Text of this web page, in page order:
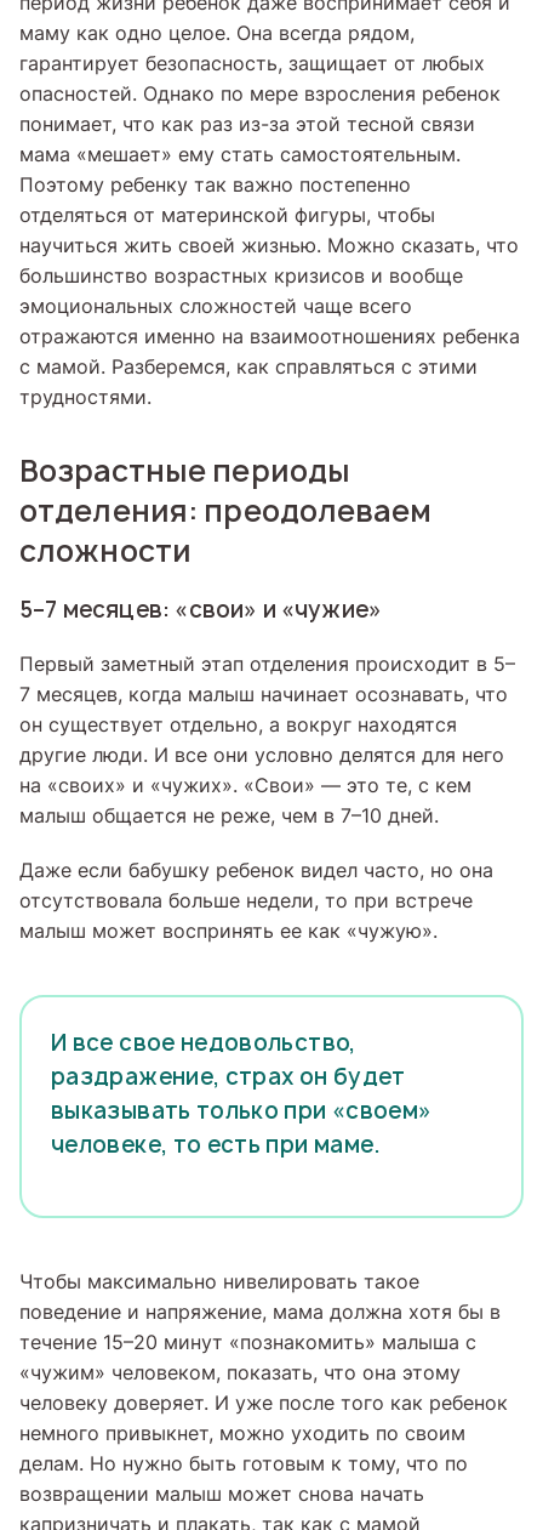
маму как одно целое. Она всегда рядом,
гарантирует безопасность, защищает от любых
опасностей. Однако по мере взросления ребенок
понимает, что как раз из-за этой тесной связи
мама «мешает» ему стать самостоятельным.
Поэтому ребенку так важно постепенно
отделяться от материнской фигуры, чтобы
научиться жить своей жизнью. Можно сказать, что
большинство возрастных кризисов и вообще
эмоциональных сложностей чаще всего
отражаются именно на взаимоотношениях ребенка
с мамой. Разберемся, как справляться с этими
трудностями.
Возрастные периоды
отделения: преодолеваем
сложности
5–7 месяцев: «свои» и «чужие»
Первый заметный этап отделения происходит в 5–
7 месяцев, когда малыш начинает осознавать, что
он существует отдельно, а вокруг находятся
другие люди. И все они условно делятся для него
на «своих» и «чужих». «Свои» — это те, с кем
малыш общается не реже, чем в 7–10 дней.
Даже если бабушку ребенок видел часто, но она
отсутствовала больше недели, то при встрече
малыш может воспринять ее как «чужую».
И все свое недовольство,
раздражение, страх он будет
выказывать только при «своем»
человеке, то есть при маме.
Чтобы максимально нивелировать такое
поведение и напряжение, мама должна хотя бы в
течение 15–20 минут «познакомить» малыша с
«чужим» человеком, показать, что она этому
человеку доверяет. И уже после того как ребенок
немного привыкнет, можно уходить по своим
делам. Но нужно быть готовым к тому, что по
возвращении малыш может снова начать
капризничать и плакать, так как с мамой